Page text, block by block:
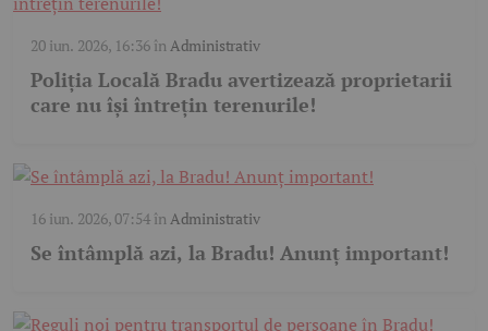
20 iun. 2026, 16:36înAdministrativ
Poliția Locală Bradu avertizează proprietarii
care nu își întrețin terenurile!
16 iun. 2026, 07:54înAdministrativ
Se întâmplă azi, la Bradu! Anunț important!